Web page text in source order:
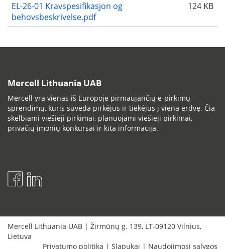
EL-26-01 Kravspesifikasjon og
behovsbeskrivelse.pdf
124 KB
Mercell Lithuania UAB
Mercell yra vienas iš Europoje pirmaujančių e-pirkimų
sprendimų, kuris suveda pirkėjus ir tiekėjus į vieną erdvę. Čia
skelbiami viešieji pirkimai, planuojami viešieji pirkimai,
privačių įmonių konkursai ir kita informacija.
Mercell Lithuania UAB | Žirmūnų g. 139, LT-09120 Vilnius,
Lietuva
Privatumo politika | Slapukai | Naudojimosi sąlygos